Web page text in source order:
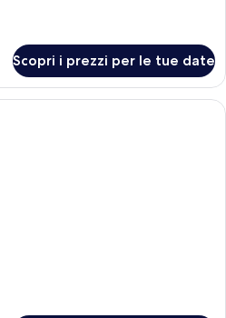
Scopri i prezzi per le tue date
Camera d'albergo con due letti, una